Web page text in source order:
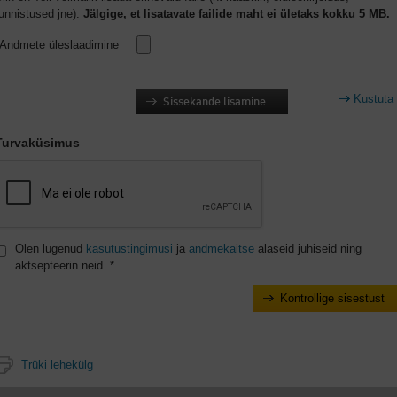
jne). Jälgige, et lisatavate failide maht ei ületaks kokku 5 MB.
Andmete üleslaadimine
Sissekande lisamine Kustuta
Olen lugenud kasutustingimusi ja andmekaitse alaseid juhiseid ning
aktsepteerin neid. *
Trüki lehekülg